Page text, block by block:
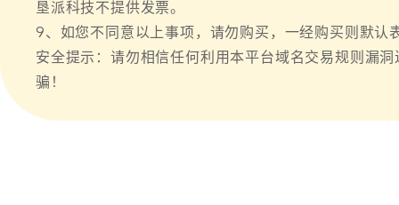
垦派科技不提供发票。
9、如您不同意以上事项，请勿购买，一经购买则默认
安全提示：请勿相信任何利用本平台域名交易规则漏
骗！